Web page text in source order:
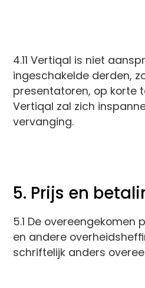
4.11 Vertiqal is niet
ingeschakelde derden,
presentatoren, op korte
Vertiqal zal zich
vervanging.
5. Prijs en
5.1 De overeengekomen
en andere
schriftelijk anders